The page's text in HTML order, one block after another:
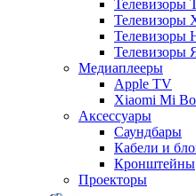
Телевизоры
Телевизоры
Телевизоры
Телевизоры
Медиаплееры
Apple TV
Xiaomi Mi
Аксессуары
Саундбары
Кабели и
Кронштейны
Проекторы